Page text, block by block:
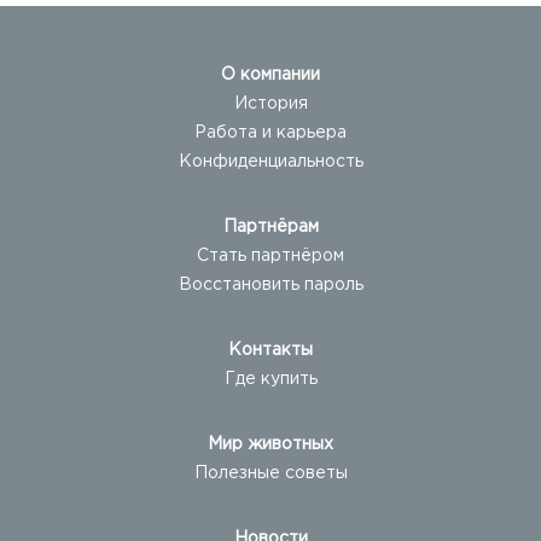
О компании
История
Работа и карьера
Конфиденциальность
Партнёрам
Стать партнёром
Восстановить пароль
Контакты
Где купить
Мир животных
Полезные советы